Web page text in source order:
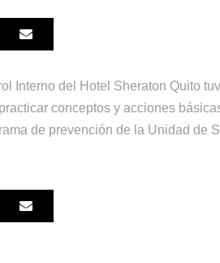
Interno del Hotel Sheraton Quito
conceptos y acciones
de prevención de la Unidad de